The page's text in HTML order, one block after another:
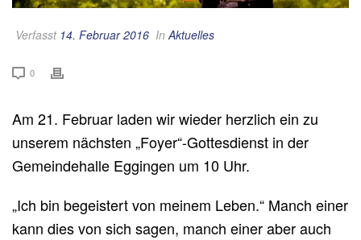
Verfasst 14. Februar 2016 InAktuelles
0
Am 21. Februar laden wir wieder herzlich ein zu
unserem nächsten „Foyer“-Gottesdienst in der
Gemeindehalle Eggingen um 10 Uhr.
„Ich bin begeistert von meinem Leben.“ Manch einer
kann dies von sich sagen, manch einer aber auch